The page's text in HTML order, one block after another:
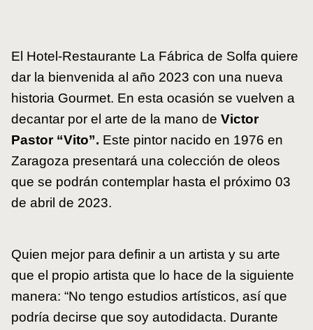
El Hotel-Restaurante La Fábrica de Solfa quiere
dar la bienvenida al año 2023 con una nueva
historia Gourmet. En esta ocasión se vuelven a
decantar por el arte de la mano de Victor
Pastor “Vito”. Este pintor nacido en 1976 en
Zaragoza presentará una colección de oleos
que se podrán contemplar hasta el próximo 03
de abril de 2023.
Quien mejor para definir a un artista y su arte
que el propio artista que lo hace de la siguiente
manera: “No tengo estudios artísticos, así que
podría decirse que soy autodidacta. Durante